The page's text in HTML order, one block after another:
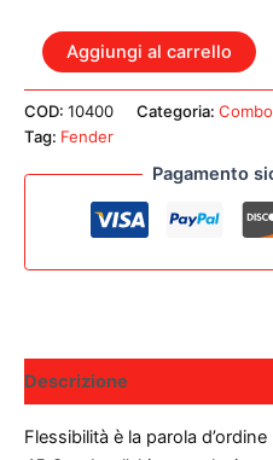
FENDER
BASSBREAKER
45
COMBO
quantità
Aggiungi al carrello
COD: 10400 Categoria:
Tag: Fender
Pagamento
Descrizione
Flessibilità è la parola